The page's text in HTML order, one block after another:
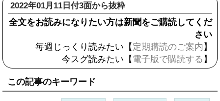
2022年01月11日付3面から抜粋
全文をお読みになりたい方は新聞をご購読してくだ
さい
毎週じっくり読みたい【 定期購読のご案内 】
今スグ読みたい【 電子版で購読する 】
この記事のキーワード